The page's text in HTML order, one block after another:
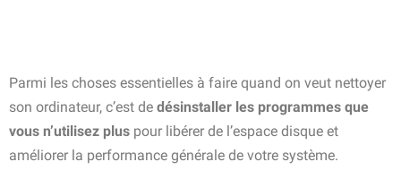
Parmi les choses essentielles à faire quand on veut nettoyer
son ordinateur, c’est de désinstaller les programmes que
vous n’utilisez plus pour libérer de l’espace disque et
améliorer la performance générale de votre système.